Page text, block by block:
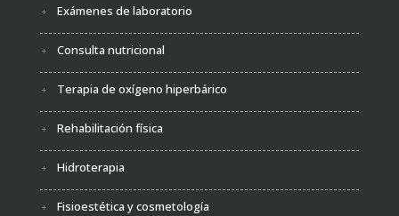
Exámenes de laboratorio
Consulta nutricional
Terapia de oxígeno hiperbárico
Rehabilitación física
Hidroterapia
Fisioestética y cosmetología